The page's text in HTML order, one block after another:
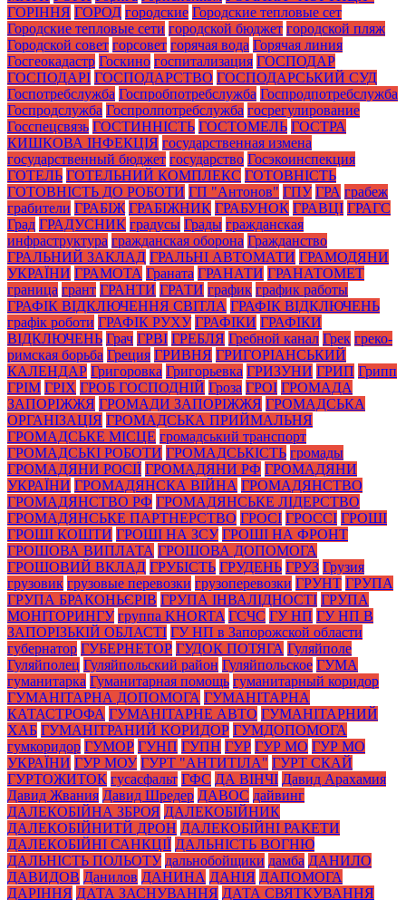
ГОРІННЯ ГОРОД городские Городские тепловые сет
Городские тепловые сети городской бюджет городской пляж
Городской совет горсовет горячая вода Горячая линия
Госгеокадастр Госкино госпитализация ГОСПОДАР
ГОСПОДАРІ ГОСПОДАРСТВО ГОСПОДАРСЬКИЙ СУД
Госпотребслужба Госпробпотребслужба Госпродпотребслужба
Госпродслужба Госпролпотребслужба госрегулирование
Госспецсвязь ГОСТИННІСТЬ ГОСТОМЕЛЬ ГОСТРА
КИШКОВА ІНФЕКЦІЯ государственная измена
государственный бюджет государство Госэкоинспекция
ГОТЕЛЬ ГОТЕЛЬНИЙ КОМПЛЕКС ГОТОВНІСТЬ
ГОТОВНІСТЬ ДО РОБОТИ ГП "Антонов" ГПУ ГРА грабеж
грабители ГРАБІЖ ГРАБІЖНИК ГРАБУНОК ГРАВЦІ ГРАГС
Град ГРАДУСНИК градусы Грады гражданская
инфраструктура гражданская оборона Гражданство
ГРАЛЬНИЙ ЗАКЛАД ГРАЛЬНІ АВТОМАТИ ГРАМОДЯНИ
УКРАЇНИ ГРАМОТА Граната ГРАНАТИ ГРАНАТОМЕТ
граница грант ГРАНТИ ГРАТИ график график работы
ГРАФІК ВІДКЛЮЧЕННЯ СВІТЛА ГРАФІК ВІДКЛЮЧЕНЬ
графік роботи ГРАФІК РУХУ ГРАФІКИ ГРАФІКИ
ВІДКЛЮЧЕНЬ Грач ГРВІ ГРЕБЛЯ Гребной канал Грек греко-
римская борьба Греция ГРИВНЯ ГРИГОРІАНСЬКИЙ
КАЛЕНДАР Григоровка Григорьевка ГРИЗУНИ ГРИП Грипп
ГРІМ ГРІХ ГРОБ ГОСПОДНІЙ Гроза ГРОІ ГРОМАДА
ЗАПОРІЖЖЯ ГРОМАДИ ЗАПОРІЖЖЯ ГРОМАДСЬКА
ОРГАНІЗАЦІЯ ГРОМАДСЬКА ПРИЙМАЛЬНЯ
ГРОМАДСЬКЕ МІСЦЕ громадський транспорт
ГРОМАДСЬКІ РОБОТИ ГРОМАДСЬКІСТЬ громады
ГРОМАДЯНИ РОСІЇ ГРОМАДЯНИ РФ ГРОМАДЯНИ
УКРАЇНИ ГРОМАДЯНСКА ВІЙНА ГРОМАДЯНСТВО
ГРОМАДЯНСТВО РФ ГРОМАДЯНСЬКЕ ЛІДЕРСТВО
ГРОМАДЯНСЬКЕ ПАРТНЕРСТВО ГРОСІ ГРОССІ ГРОШІ
ГРОШІ КОШТИ ГРОШІ НА ЗСУ ГРОШІ НА ФРОНТ
ГРОШОВА ВИПЛАТА ГРОШОВА ДОПОМОГА
ГРОШОВИЙ ВКЛАД ГРУБІСТЬ ГРУДЕНЬ ГРУЗ Грузия
грузовик грузовые перевозки грузоперевозки ГРУНТ ГРУПА
ГРУПА БРАКОНЬЄРІВ ГРУПА ІНВАЛІДНОСТІ ГРУПА
МОНІТОРИНГУ группа KHORTA ГСЧС ГУ НП ГУ НП В
ЗАПОРІЗЬКІЙ ОБЛАСТІ ГУ НП в Запорожской области
губернатор ГУБЕРНЕТОР ГУДОК ПОТЯГА Гуляйполе
Гуляйполец Гуляйпольский район Гуляйпольское ГУМА
гуманитарка Гуманитарная помощь гуманитарный коридор
ГУМАНІТАРНА ДОПОМОГА ГУМАНІТАРНА
КАТАСТРОФА ГУМАНІТАРНЕ АВТО ГУМАНІТАРНИЙ
ХАБ ГУМАНІТРАНИЙ КОРИДОР ГУМДОПОМОГА
гумкоридор ГУМОР ГУНП ГУПН ГУР ГУР МО ГУР МО
УКРАЇНИ ГУР МОУ ГУРТ "АНТИТІЛА" ГУРТ СКАЙ
ГУРТОЖИТОК гусасфальт ГФС ДА ВІНЧІ Давид Арахамия
Давид Жвания Давид Шредер ДАВОС дайвинг
ДАЛЕКОБІЙНА ЗБРОЯ ДАЛЕКОБІЙНИК
ДАЛЕКОБІЙНИТЙ ДРОН ДАЛЕКОБІЙНІ РАКЕТИ
ДАЛЕКОБІЙНІ САНКЦІЇ ДАЛЬНІСТЬ ВОГНЮ
ДАЛЬНІСТЬ ПОЛЬОТУ дальнобойщики дамба ДАНИЛО
ДАВИДОВ Данилов ДАНИНА ДАНІЯ ДАПОМОГА
ДАРІННЯ ДАТА ЗАСНУВАННЯ ДАТА СВЯТКУВАННЯ